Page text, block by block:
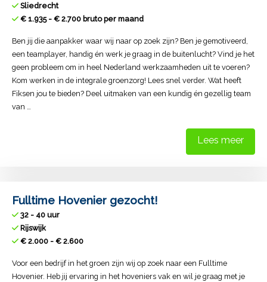
Sliedrecht
€ 1.935 - € 2.700 bruto per maand
Ben jij die aanpakker waar wij naar op zoek zijn? Ben je gemotiveerd,
een teamplayer, handig én werk je graag in de buitenlucht? Vind je het
geen probleem om in heel Nederland werkzaamheden uit te voeren?
Kom werken in de integrale groenzorg! Lees snel verder. Wat heeft
Fiksen jou te bieden? Deel uitmaken van een kundig én gezellig team
van …
Lees meer
Fulltime Hovenier gezocht!
32 - 40 uur
Rijswijk
€ 2.000 - € 2.600
Voor een bedrijf in het groen zijn wij op zoek naar een Fulltime
Hovenier. Heb jij ervaring in het hoveniers vak en wil je graag met je